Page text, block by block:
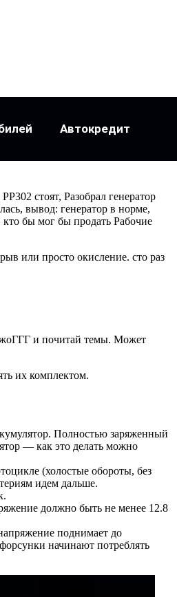
Автокредит
стоят, Разобрал генератор
вывод: генератор в норме,
бы мог бы продать Рабочие
или просто окисление. сто раз
и почитай темы. Может
их комплектом.
Полностью заряженный
— как это делать можно
(холостые обороты, без
идем дальше.
должно быть не менее 12.8
поднимает до
начинают потреблять